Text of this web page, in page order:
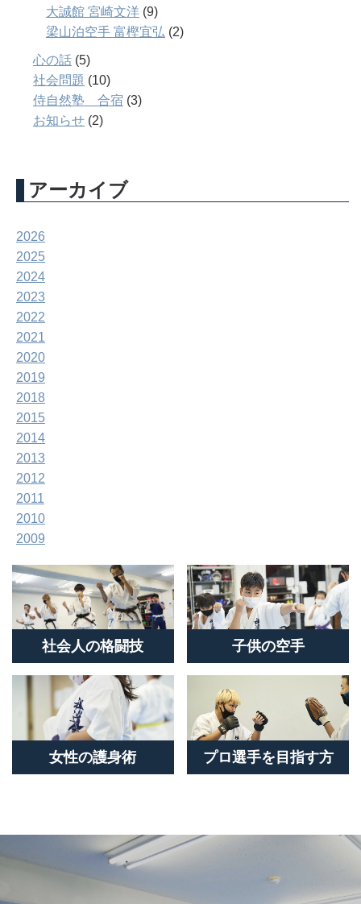
大誠館 宮崎文洋 (9)
梁山泊空手 富樫宜弘 (2)
心の話 (5)
社会問題 (10)
侍自然塾 合宿 (3)
お知らせ (2)
アーカイブ
2026
2025
2024
2023
2022
2021
2020
2019
2018
2015
2014
2013
2012
2011
2010
2009
社会人の格闘技 子供の空手
女性の護身術 プロ選手を目指す方